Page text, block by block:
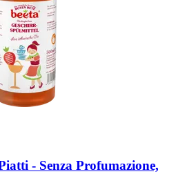
-​ Senza Profumazione,